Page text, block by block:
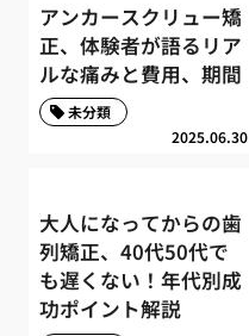
アンカースクリュー矯
正、体験者が語るリア
ルな痛みと費用、期間
2025.06.30
未分類
大人になってからの歯
列矯正、40代50代で
も遅くない！年代別成
功ポイント解説